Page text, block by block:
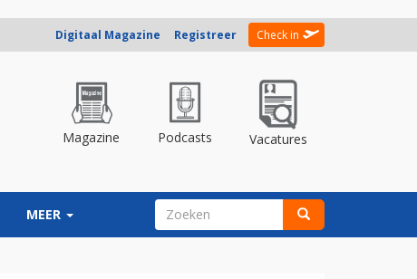
Digitaal Magazine Registreer Check in
Magazine Podcasts Vacatures
MEER ZOEKVELD